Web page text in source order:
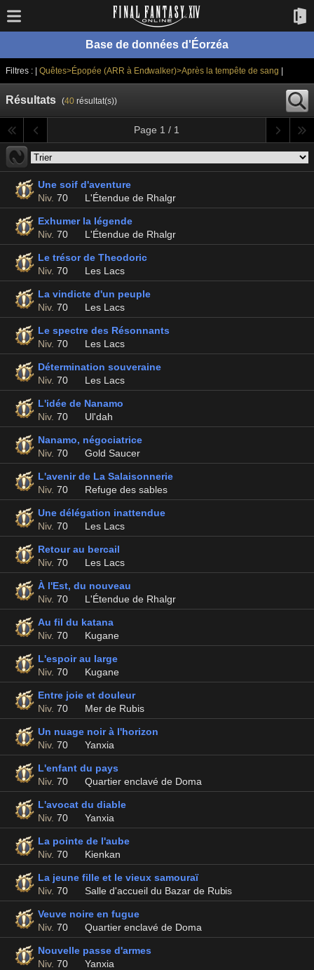
Base de données d'Éorzéa
Filtres : | Quêtes>Épopée (ARR à Endwalker)>Après la tempête de sang
Résultats (40résultat(s))
Page 1 / 1
Une soif d'aventure
Niv. 70 L'Étendue de Rhalgr
Exhumer la légende
Niv. 70 L'Étendue de Rhalgr
Le trésor de Theodoric
Niv. 70 Les Lacs
La vindicte d'un peuple
Niv. 70 Les Lacs
Le spectre des Résonnants
Niv. 70 Les Lacs
Détermination souveraine
Niv. 70 Les Lacs
L'idée de Nanamo
Niv. 70 Ul'dah
Nanamo, négociatrice
Niv. 70 Gold Saucer
L'avenir de La Salaisonnerie
Niv. 70 Refuge des sables
Une délégation inattendue
Niv. 70 Les Lacs
Retour au bercail
Niv. 70 Les Lacs
À l'Est, du nouveau
Niv. 70 L'Étendue de Rhalgr
Au fil du katana
Niv. 70 Kugane
L'espoir au large
Niv. 70 Kugane
Entre joie et douleur
Niv. 70 Mer de Rubis
Un nuage noir à l'horizon
Niv. 70 Yanxia
L'enfant du pays
Niv. 70 Quartier enclavé de Doma
L'avocat du diable
Niv. 70 Yanxia
La pointe de l'aube
Niv. 70 Kienkan
La jeune fille et le vieux samouraï
Niv. 70 Salle d'accueil du Bazar de Rubis
Veuve noire en fugue
Niv. 70 Quartier enclavé de Doma
Nouvelle passe d'armes
Niv. 70 Yanxia